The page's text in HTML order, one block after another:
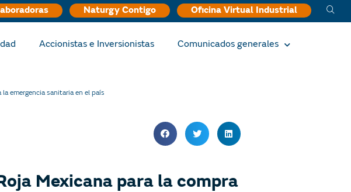
Naturgy Contigo Oficina Virtual Industrial
Accionistas e Inversionistas Comunicados generales
emergencia sanitaria en el país
Mexicana para la compra